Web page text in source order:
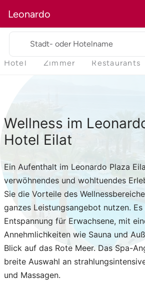
Leonardo
Stadt- oder Hotelname
Hotel Zimmer Restaurants
Wellness im
Hotel Eilat
Ein Aufenthalt im Leonardo Plaza
verwöhnendes und wohltuendes
Sie die Vorteile des
ganzes Leistungsangebot nutzen.
Entspannung für Erwachsene, mit
Annehmlichkeiten wie Sauna und
Blick auf das Rote Meer. Das Spa-
breite Auswahl an
und Massagen.